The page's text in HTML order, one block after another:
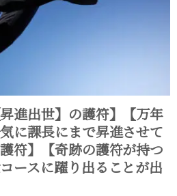
昇進出世】の護符】【万年
に課長にまで昇進させて
符】【奇跡の護符が持つ
ースに躍り出ることが出